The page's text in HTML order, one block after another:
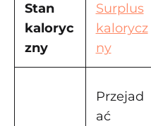
Stan
kaloryc
zny
Surplus
kalorycz
ny
Przejad
ać